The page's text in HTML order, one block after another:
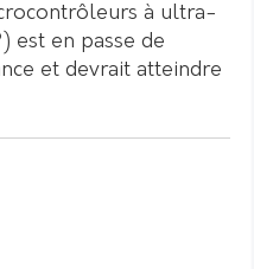
à ultra-
est en passe de
et devrait atteindre